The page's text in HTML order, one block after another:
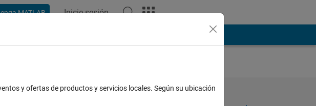
MATLAB Inicie sesión
why ? . Not
must
y ofertas de productos y servicios locales. Según su ubicación